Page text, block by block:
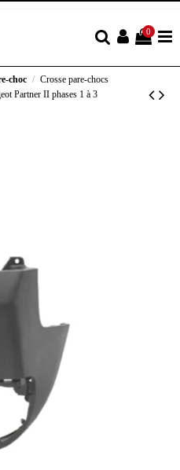
0
choc
Crosse pare-chocs
Partner II phases 1 à 3